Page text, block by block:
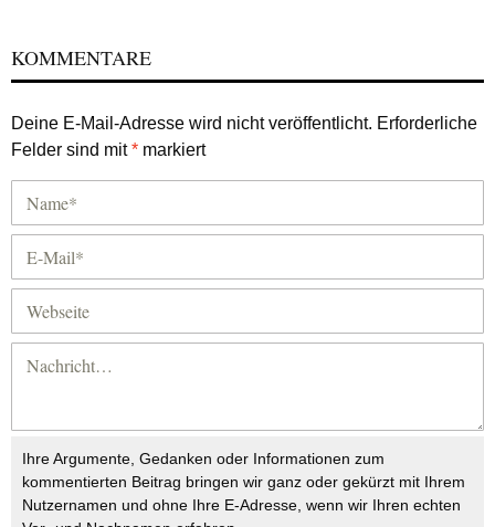
KOMMENTARE
Deine E-Mail-Adresse wird nicht veröffentlicht. Erforderliche
Felder sind mit* markiert
Ihre Argumente, Gedanken oder Informationen zum
kommentierten Beitrag bringen wir ganz oder gekürzt mit Ihrem
Nutzernamen und ohne Ihre E-Adresse, wenn wir Ihren echten